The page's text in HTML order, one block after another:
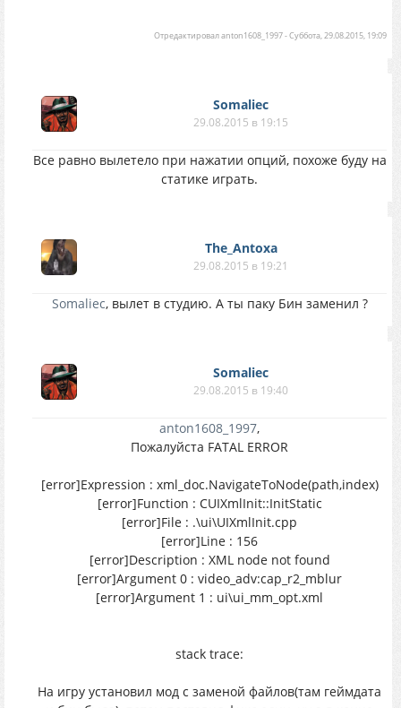
Отредактировалanton1608_1997-Суббота, 29.08.2015, 19:09
Somaliec
29.08.2015 в 19:15
Все равно вылетело при нажатии опций, похоже буду на
статике играть.
The_Antoxa
29.08.2015 в 19:21
Somaliec, вылет в студию. А ты паку Бин заменил ?
Somaliec
29.08.2015 в 19:40
anton1608_1997,
Пожалуйста FATAL ERROR
[error]Expression : xml_doc.NavigateToNode(path,index)
[error]Function : CUIXmlInit::InitStatic
[error]File : .\ui\UIXmlInit.cpp
[error]Line : 156
[error]Description : XML node not found
[error]Argument 0 : video_adv:cap_r2_mblur
[error]Argument 1 : ui\ui_mm_opt.xml
stack trace:
На игру установил мод с заменой файлов(там геймдата